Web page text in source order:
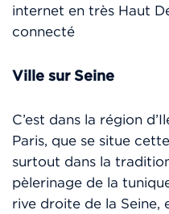
internet en très Haut
connecté
Ville sur Seine
C’est dans la région
Paris, que se situe
surtout dans la
pèlerinage de la
rive droite de la Seine,